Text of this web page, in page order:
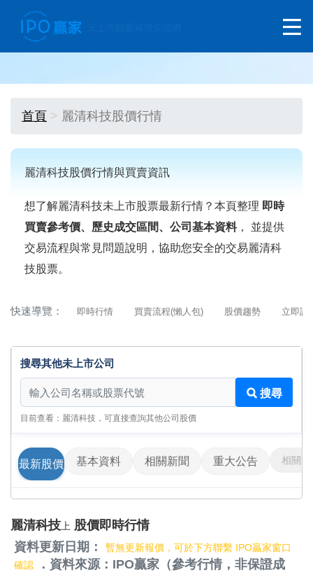
首頁 麗清科技股價行情
麗清科技股價行情與買賣資訊
想了解麗清科技未上市股票最新行情？本頁整理 即時
買賣參考價、歷史成交區間、公司基本資料， 並提供
交易流程與常見問題說明，協助您安全的交易麗清科
技股票。
快速導覽： 即時行情 買賣流程(懶人包) 股價趨勢 立即詢
搜尋其他未上市公司
搜尋其他未上市公司
搜尋
目前查看：麗清科技，可直接查詢其他公司股價
最新股價 基本資料 相關新聞 重大公告 相關影
麗清科技 上 股價即時行情
資料更新日期：
暫無更新報價，可於下方聯繫 IPO贏家窗口
確認
．資料來源：IPO贏家（參考行情，非保證成